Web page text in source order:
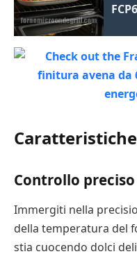
Caratteristiche
Controllo
Immergiti nella
della temperatura del
stia cuocendo dolci